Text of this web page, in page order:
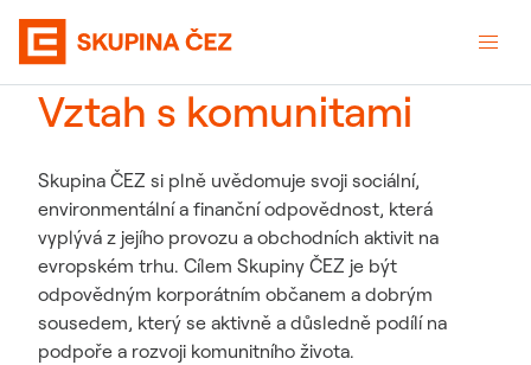
Vztah s komunitami
Skupina ČEZ si plně uvědomuje svoji sociální,
environmentální a finanční odpovědnost, která
vyplývá z jejího provozu a obchodních aktivit na
evropském trhu. Cílem Skupiny ČEZ je být
odpovědným korporátním občanem a dobrým
sousedem, který se aktivně a důsledně podílí na
podpoře a rozvoji komunitního života.